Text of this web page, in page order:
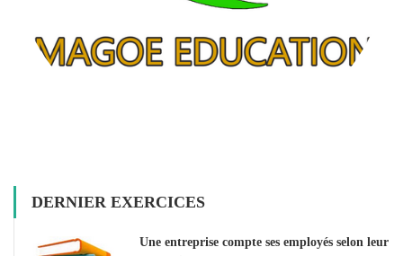
DERNIER EXERCICES
Une entreprise compte ses employés selon leur